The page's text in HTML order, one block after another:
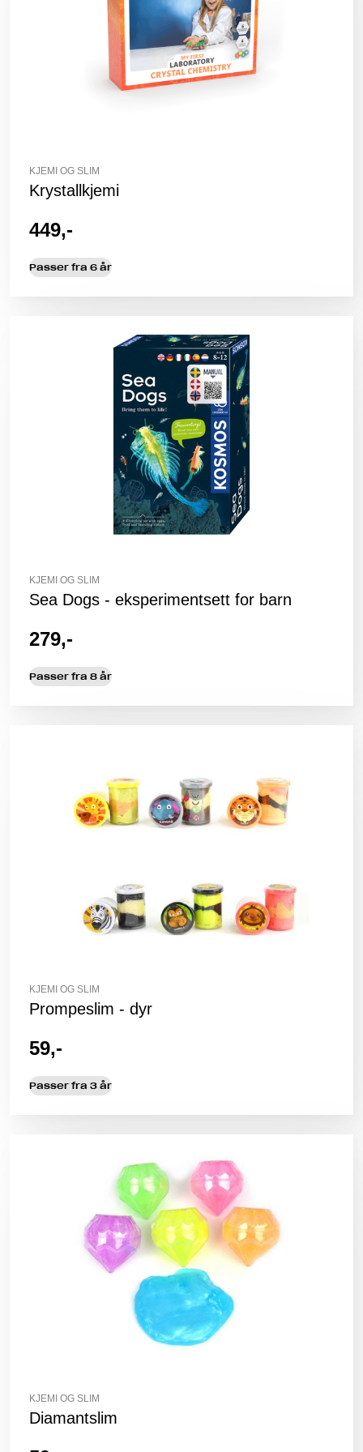
KJEMI OG SLIM
Krystallkjemi
449,-
Passer fra 6 år
KJEMI OG SLIM
Sea Dogs - eksperimentsett for barn
279,-
Passer fra 8 år
KJEMI OG SLIM
Prompeslim - dyr
59,-
Passer fra 3 år
KJEMI OG SLIM
Diamantslim